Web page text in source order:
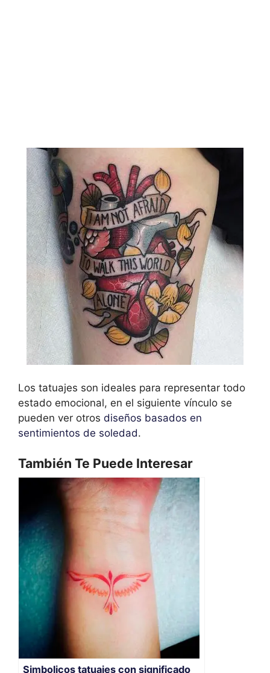
Los tatuajes son ideales para representar todo
estado emocional, en el siguiente vínculo se
pueden ver otros diseños basados en
sentimientos de soledad.
También Te Puede Interesar
Simbolicos tatuajes con significado